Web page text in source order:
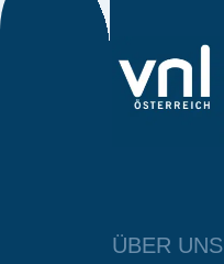
ÜBER UNS